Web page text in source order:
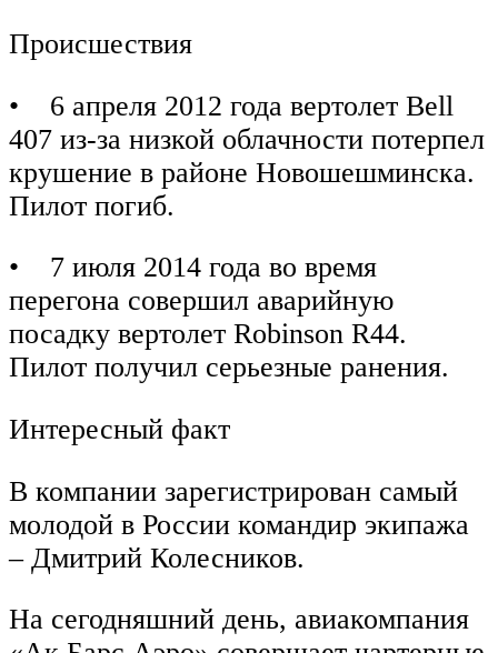
Происшествия
• 6 апреля 2012 года вертолет Bell
407 из-за низкой облачности потерпел
крушение в районе Новошешминска.
Пилот погиб.
• 7 июля 2014 года во время
перегона совершил аварийную
посадку вертолет Robinson R44.
Пилот получил серьезные ранения.
Интересный факт
В компании зарегистрирован самый
молодой в России командир экипажа
– Дмитрий Колесников.
На сегодняшний день, авиакомпания